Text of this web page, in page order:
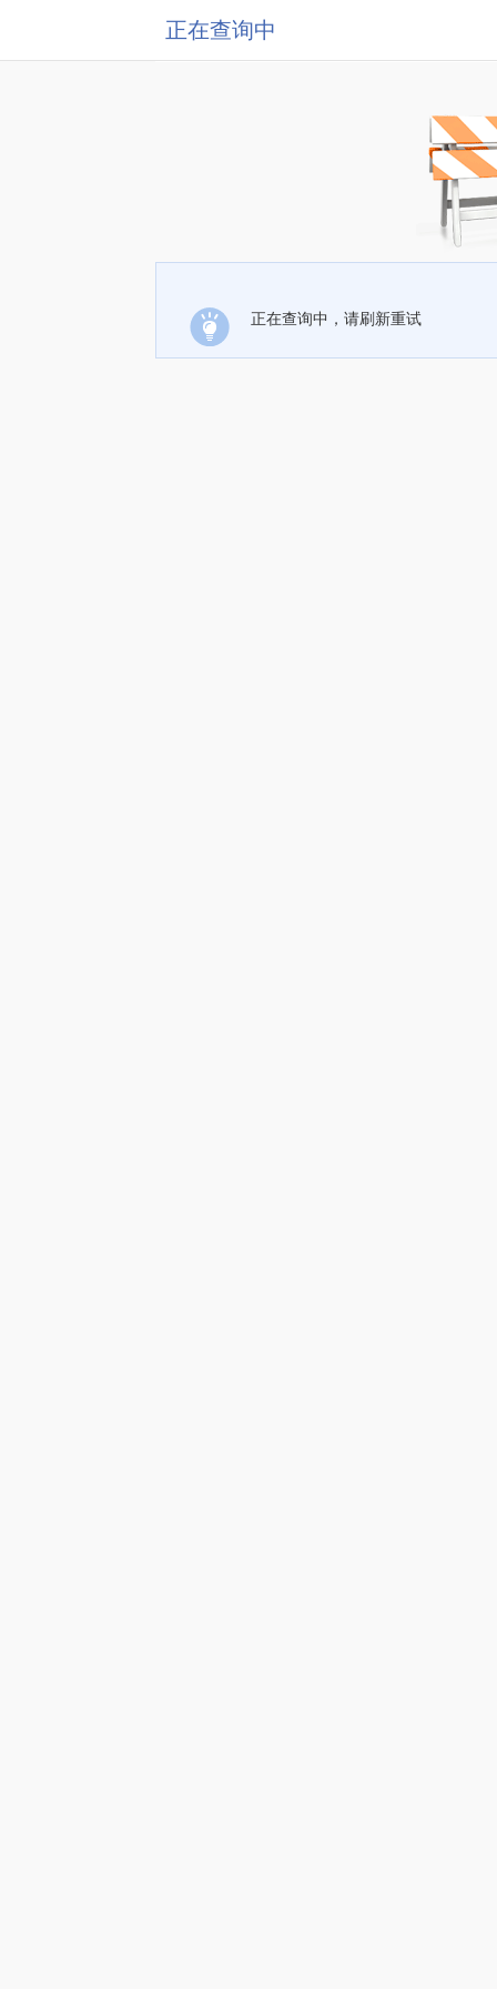
正在查询中
正在查询中，请刷新重试